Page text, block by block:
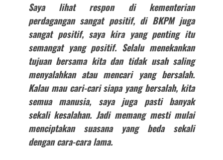
Saya lihat respon di kementerian
perdagangan sangat positif, di BKPM juga
sangat positif, saya kira yang penting itu
semangat yang positif. Selalu menekankan
tujuan bersama kita dan tidak usah saling
menyalahkan atau mencari yang bersalah.
Kalau mau cari-cari siapa yang bersalah, kita
semua manusia, saya juga pasti banyak
sekali kesalahan. Jadi memang mesti mulai
menciptakan suasana yang beda sekali
dengan cara-cara lama.